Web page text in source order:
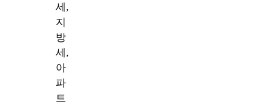
세,
지
방
세,
아
파
트